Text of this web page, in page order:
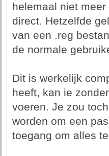
helemaal niet
direct. Hetzelfde
van een .reg
de normale
Dit is werkelijk
heeft, kan ie
voeren. Je zou
worden om een
toegang om alles